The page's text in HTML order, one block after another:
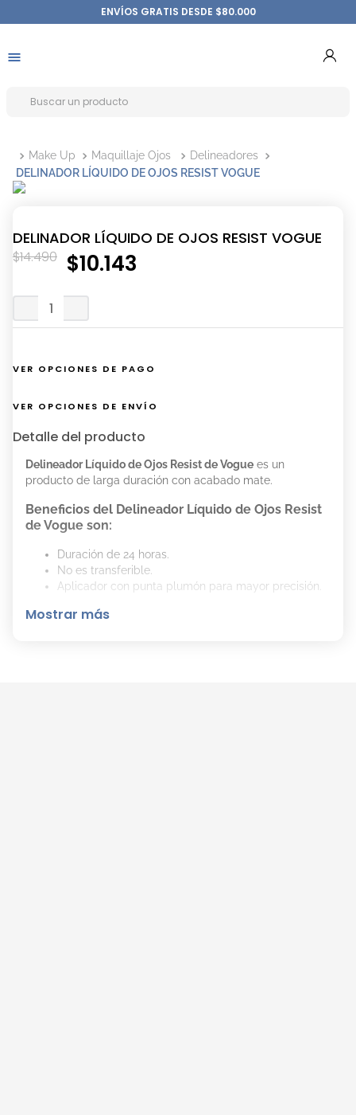
ENVÍOS GRATIS DESDE $80.000
Make Up Maquillaje Ojos
Delineadores
DELINADOR LÍQUIDO DE OJOS RESIST VOGUE
DELINADOR LÍQUIDO DE OJOS RESIST VOGUE
$14.490 $10.143
VER OPCIONES DE PAGO
VER OPCIONES DE ENVÍO
Detalle del producto
Delineador Líquido de Ojos Resist de Vogue es un
producto de larga duración con acabado mate.
Beneficios del Delineador Líquido de Ojos Resist
de Vogue son:
Duración de 24 horas.
No es transferible.
Aplicador con punta plumón para mayor precisión.
Cómo aplicar el Delineador Líquido de Ojos Resist
Mostrar más